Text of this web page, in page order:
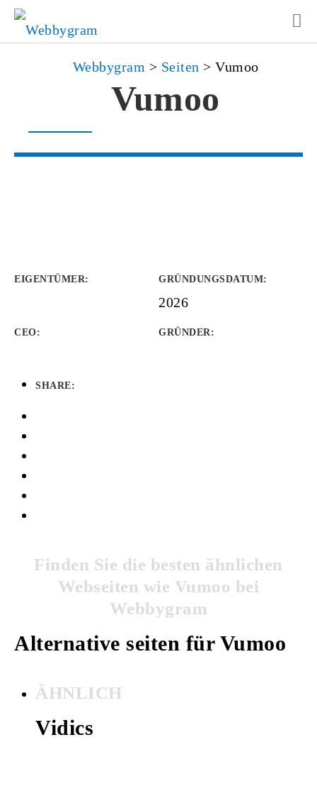
Webbygram > Seiten > Vumoo
Vumoo
EIGENTÜMER: GRÜNDUNGSDATUM:
2026
CEO: GRÜNDER:
SHARE:
Finden Sie die besten ähnlichen
Webseiten wie Vumoo bei
Webbygram
Alternative seiten für Vumoo
ÄHNLICH
Vidics